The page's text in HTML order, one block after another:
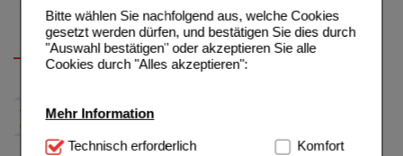
Bitte wählen Sie nachfolgend aus, welche Cookies
gesetzt werden dürfen, und bestätigen Sie dies durch
"Auswahl bestätigen" oder akzeptieren Sie alle
Cookies durch "Alles akzeptieren":
Mehr Information
Technisch Notwendig:Hierbei handelt es sich um
Technisch erforderlich Komfort